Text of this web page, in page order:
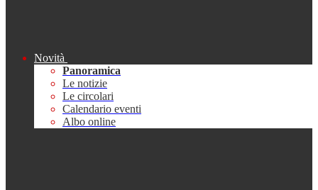
Novità
Panoramica
Le notizie
Le circolari
Calendario eventi
Albo online